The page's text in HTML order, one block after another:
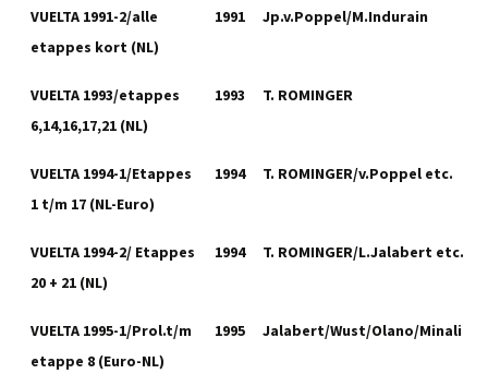
VUELTA 1991-2/alle
etappes kort (NL)
1991 Jp.v.Poppel/M.Indurain
VUELTA 1993/etappes
6,14,16,17,21 (NL)
1993 T. ROMINGER
VUELTA 1994-1/Etappes
1 t/m 17 (NL-Euro)
1994 T. ROMINGER/v.Poppel etc.
VUELTA 1994-2/ Etappes
20 + 21 (NL)
1994 T. ROMINGER/L.Jalabert etc.
VUELTA 1995-1/Prol.t/m
etappe 8 (Euro-NL)
1995 Jalabert/Wust/Olano/Minali